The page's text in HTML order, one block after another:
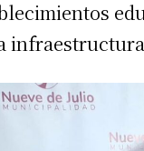
Nombre
Apellidos